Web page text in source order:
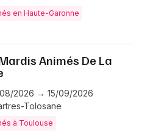
en Haute-Garonne
Animés De La
08/2026 → 15/09/2026
Tolosane
à Toulouse